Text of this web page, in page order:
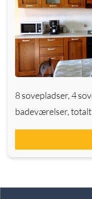
8 sovepladser, 4
badeværelser,